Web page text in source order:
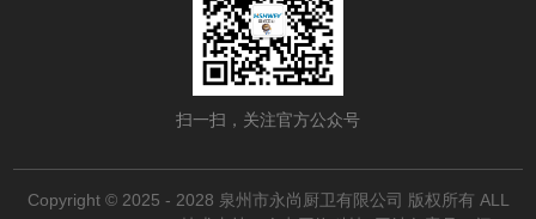
扫一扫，关注官方公众号
Copyright © 2025 - 2028 泉州市永尚厨卫有限公司 版权所有 ALL